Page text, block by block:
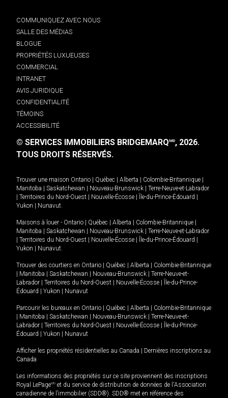
COMMUNIQUEZ AVEC NOUS
SALLE DES MÉDIAS
BLOGUE
PROPRIÉTÉS LUXUEUSES
COMMERCIAL
INTRANET
AVIS JURIDIQUE
CONFIDENTIALITÉ
TÉMOINS
ACCESSIBILITÉ
© SERVICES IMMOBILIERS BRIDGEMARQMD, 2026.
TOUS DROITS RÉSERVÉS.
Trouver une maison Ontario Québec Alberta Colombie-Britannique
Manitoba
Saskatchewan Nouveau-Brunswick
Terre-Neuve-et-Labrador
Territoires du Nord-Ouest Nouvelle-Écosse Île-du-Prince-Édouard
Yukon
Nunavut.
Maisons à louer - Ontario Québec Alberta Colombie-Britannique
Manitoba
Saskatchewan Nouveau-Brunswick
Terre-Neuve-et-Labrador
Territoires du Nord-Ouest Nouvelle-Écosse Île-du-Prince-Édouard
Yukon
Nunavut.
Trouver des courtiers en Ontario Québec Alberta
Colombie-Britannique
Manitoba Saskatchewan Nouveau-Brunswick
Terre-Neuve-et-
Labrador
Territoires du Nord-Ouest Nouvelle-Écosse
Île-du-Prince-
Édouard
Yukon Nunavut
Parcourir les bureaux en Ontario Québec Alberta
Colombie-Britannique
Manitoba Saskatchewan Nouveau-Brunswick
Terre-Neuve-et-
Labrador
Territoires du Nord-Ouest Nouvelle-Écosse
Île-du-Prince-
Édouard
Yukon Nunavut
Afficher les propriétés résidentielles au Canada
Dernières inscriptions au
Canada
Les informations des propriétés sur ce site proviennent des inscriptions
Royal LePageMD et du service de distribution de données de l'Association
canadienne de l’immobilier (SDD®). SDD® met en référence des